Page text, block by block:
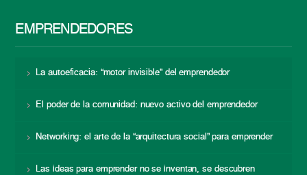
EMPRENDEDORES
La autoeficacia: “motor invisible” del emprendedor
El poder de la comunidad: nuevo activo del emprendedor
Networking: el arte de la “arquitectura social” para emprender
Las ideas para emprender no se inventan, se descubren